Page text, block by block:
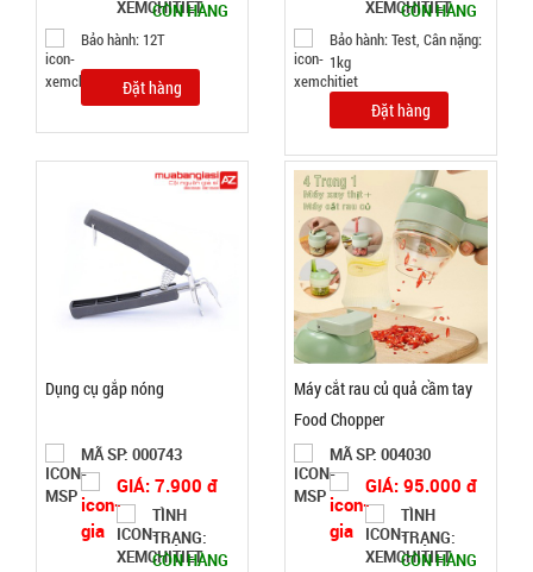
TRẠNG:
Cân nặng:
0,5kg
Đặt
hàng
Súng
Gun 30w -
Nút Bấm lõi
đồng có
logo Mã
SP:
SP004037
GIÁ:
CÒN HÀNG
Bảo hành: 12T
Đặt hàng
CÒN HÀNG
Bảo hành: Test, Cân nặng:
1kg
Đặt hàng
Dụng cụ gắp nóng
MÃ SP: 000743
GIÁ: 7.900 đ
TÌNH
TRẠNG:
CÒN HÀNG
Máy cắt rau củ quả cầm tay
Food Chopper
MÃ SP: 004030
GIÁ: 95.000 đ
TÌNH
TRẠNG:
CÒN HÀNG